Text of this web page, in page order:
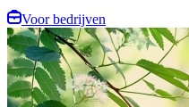
Voor bedrijven